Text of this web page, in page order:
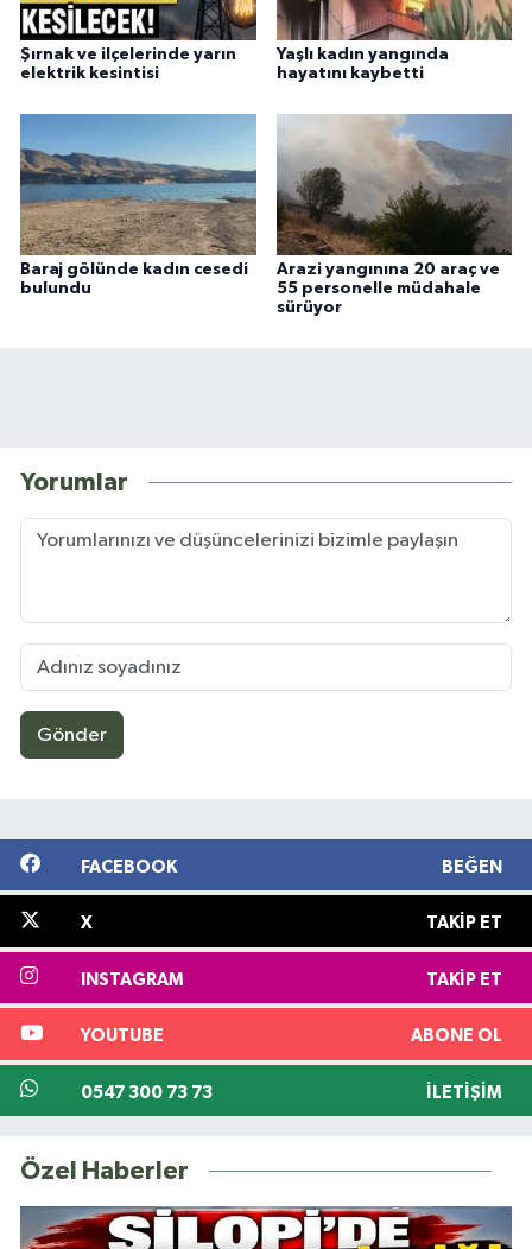
Şırnak ve ilçelerinde yarın
elektrik kesintisi
Yaşlı kadın yangında
hayatını kaybetti
Baraj gölünde kadın cesedi
bulundu
Arazi yangınına 20 araç ve
55 personelle müdahale
sürüyor
Yorumlar
Gönder
FACEBOOK BEĞEN
X TAKIP ET
INSTAGRAM TAKIP ET
YOUTUBE ABONE OL
0547 300 73 73 İLETIŞIM
Özel Haberler